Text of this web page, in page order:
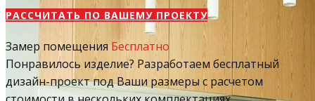
РАССЧИТАТЬ​ ПО ВАШЕМУ ПРОЕКТУ
Замер помещения Бесплатно
Понравилось изделие? Разработаем бесплатный
дизайн-проект под Ваши размеры с расчетом